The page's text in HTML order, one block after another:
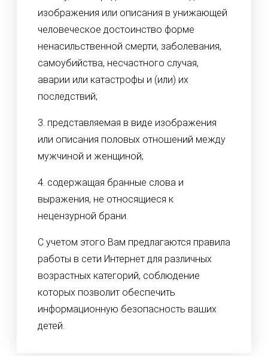
изображения или описания в унижающей
человеческое достоинство форме
ненасильственной смерти, заболевания,
самоубийства, несчастного случая,
аварии или катастрофы и (или) их
последствий;
3. представляемая в виде изображения
или описания половых отношений между
мужчиной и женщиной;
4. содержащая бранные слова и
выражения, не относящиеся к
нецензурной брани.
С учетом этого Вам предлагаются правила
работы в сети Интернет для различных
возрастных категорий, соблюдение
которых позволит обеспечить
информационную безопасность ваших
детей.